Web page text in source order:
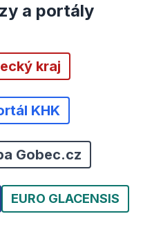
a portály
kraj
KHK
Gobec.cz
EURO GLACENSIS